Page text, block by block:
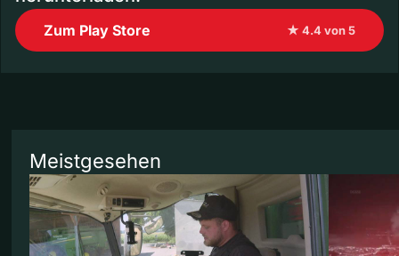
Zum Play Store ★ 4.4 von 5
Meistgesehen